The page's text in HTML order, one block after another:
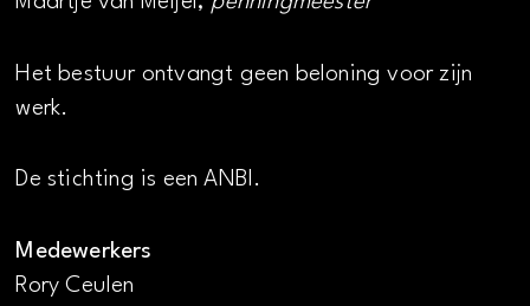
Het bestuur ontvangt geen beloning voor zijn
werk.
De stichting is een ANBI.
Medewerkers
Rory Ceulen